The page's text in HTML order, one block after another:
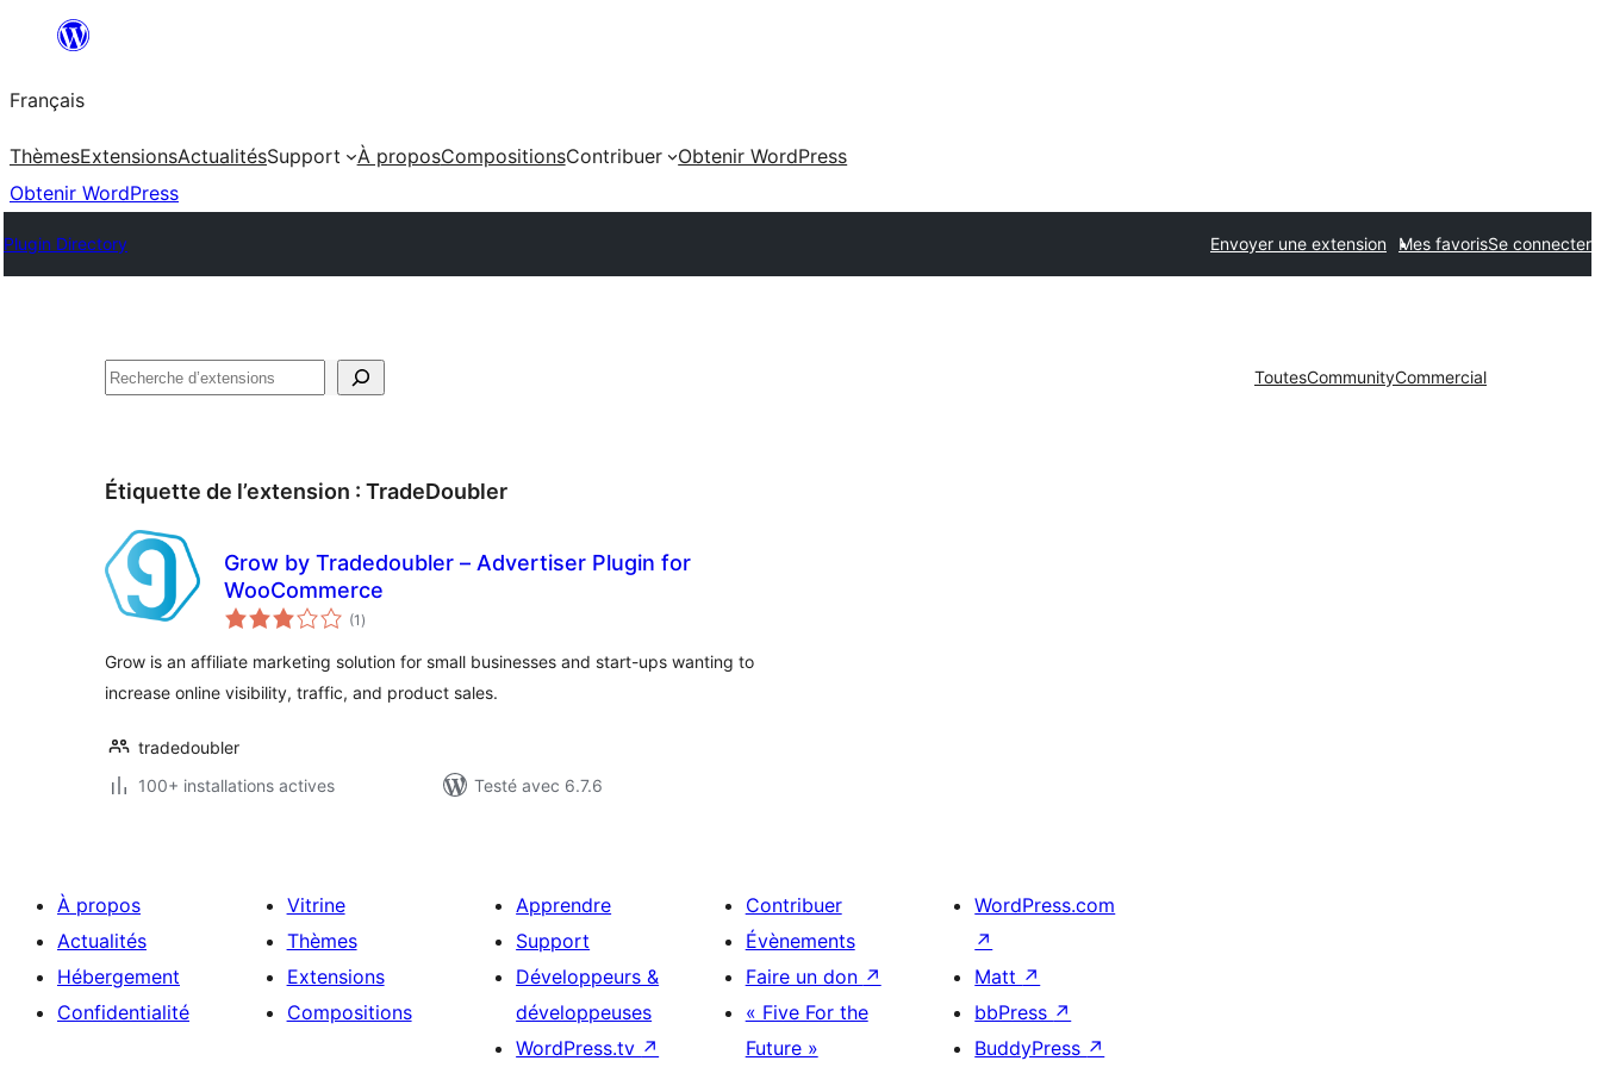
contenu
Français
ThèmesExtensionsActualitésSupport À proposCompositionsContribuer
Obtenir WordPress
Obtenir WordPress
Plugin Directory Envoyer une extension Mes favorisSe connecter
Rechercher ToutesCommunityCommercial
Étiquette de l’extension : TradeDoubler
Grow by Tradedoubler – Advertiser Plugin for
WooCommerce
(1 notes
en
)
Grow is an affiliate marketing solution for small businesses and start-ups wanting to
increase online visibility, traffic, and product sales.
tradedoubler
100+ installations actives
Testé avec 6.7.6
À propos
Actualités
Hébergement
Confidentialité
Vitrine
Thèmes
Extensions
Compositions
Apprendre
Support
Développeurs &
développeuses
WordPress.tv ↗
Contribuer
Évènements
Faire un don ↗
« Five For the
Future »
WordPress.com
↗
Matt ↗
bbPress ↗
BuddyPress ↗